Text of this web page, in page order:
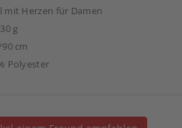
mit Herzen für Damen
g
cm
Polyester